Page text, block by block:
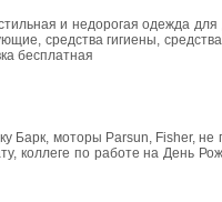
и недорогая одежда
средства гигиены,
бесплатная
Барк, моторы Parsun, Fisher,
коллеге по работе на День